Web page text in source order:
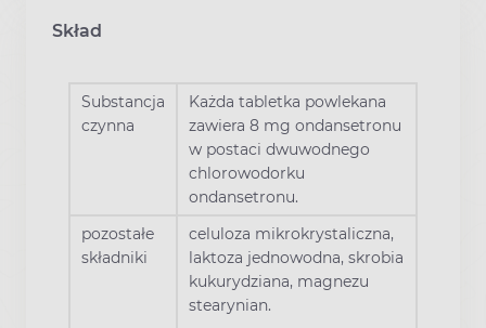
Skład
Substancja
czynna
Każda tabletka powlekana
zawiera 8 mg ondansetronu
w postaci dwuwodnego
chlorowodorku
ondansetronu.
pozostałe
składniki
celuloza mikrokrystaliczna,
laktoza jednowodna, skrobia
kukurydziana, magnezu
stearynian.